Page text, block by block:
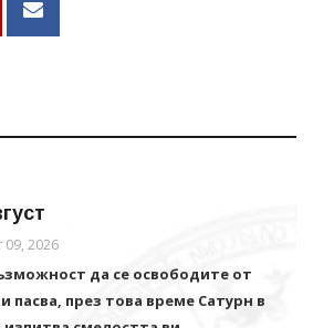
09, 2026
да се освободите от
пасва, през това време Сатурн в